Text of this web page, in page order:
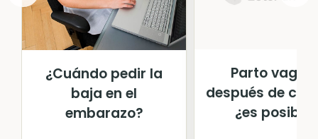
¿Cuándo pedir la
baja en el
embarazo?
Parto
después de
¿es posible?